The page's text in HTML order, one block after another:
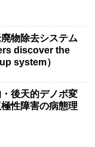
物除去システム
discover the
system）
後天的デノボ変
性障害の病態理